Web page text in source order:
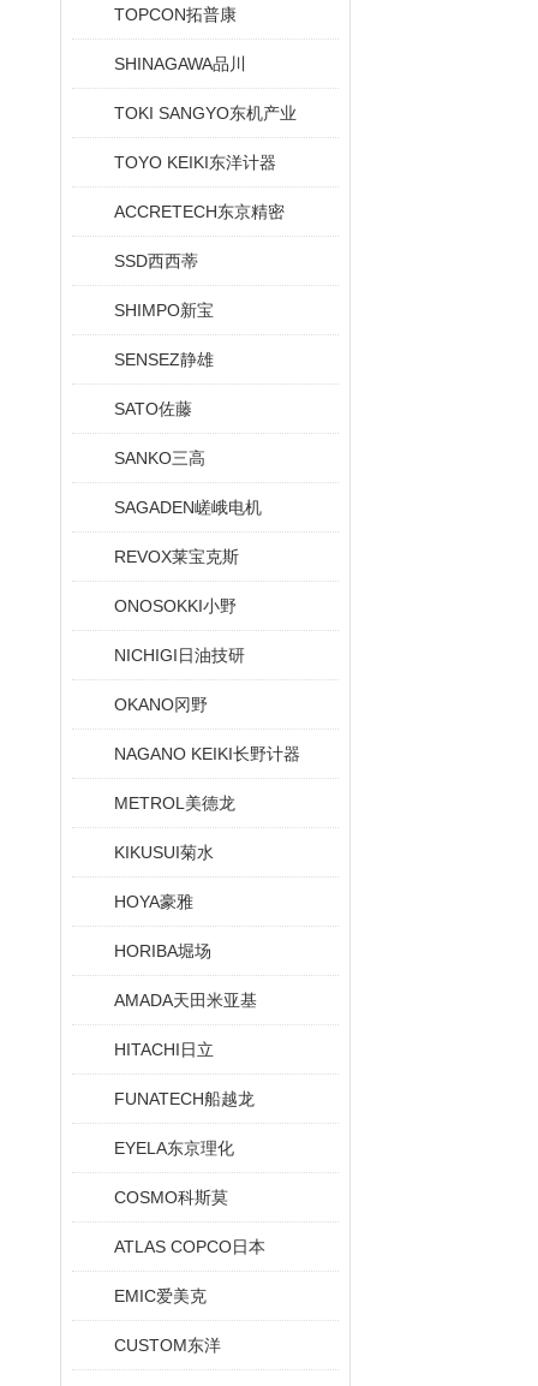
TOPCON拓普康
SHINAGAWA品川
TOKI SANGYO东机产业
TOYO KEIKI东洋计器
ACCRETECH东京精密
SSD西西蒂
SHIMPO新宝
SENSEZ静雄
SATO佐藤
SANKO三高
SAGADEN嵯峨电机
REVOX莱宝克斯
ONOSOKKI小野
NICHIGI日油技研
OKANO冈野
NAGANO KEIKI长野计器
METROL美德龙
KIKUSUI菊水
HOYA豪雅
HORIBA堀场
AMADA天田米亚基
HITACHI日立
FUNATECH船越龙
EYELA东京理化
COSMO科斯莫
ATLAS COPCO日本
EMIC爱美克
CUSTOM东洋